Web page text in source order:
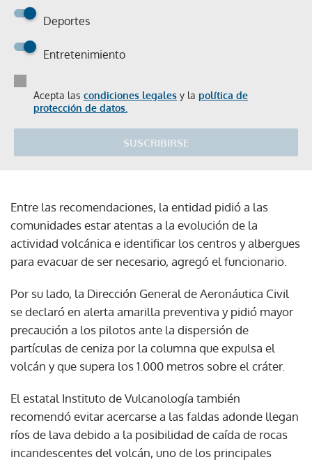
Deportes
Entretenimiento
Acepta las condiciones legales y la política de
protección de datos.
SUSCRIBIRSE
Entre las recomendaciones, la entidad pidió a las
comunidades estar atentas a la evolución de la
actividad volcánica e identificar los centros y albergues
para evacuar de ser necesario, agregó el funcionario.
Por su lado, la Dirección General de Aeronáutica Civil
se declaró en alerta amarilla preventiva y pidió mayor
precaución a los pilotos ante la dispersión de
partículas de ceniza por la columna que expulsa el
volcán y que supera los 1.000 metros sobre el cráter.
El estatal Instituto de Vulcanología también
recomendó evitar acercarse a las faldas adonde llegan
ríos de lava debido a la posibilidad de caída de rocas
incandescentes del volcán, uno de los principales